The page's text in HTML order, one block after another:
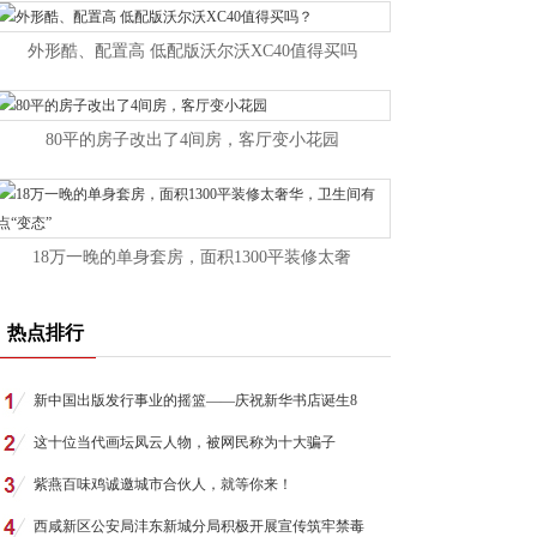
外形酷、配置高 低配版沃尔沃XC40值得买吗
80平的房子改出了4间房，客厅变小花园
18万一晚的单身套房，面积1300平装修太奢
热点排行
新中国出版发行事业的摇篮——庆祝新华书店诞生8
这十位当代画坛凤云人物，被网民称为十大骗子
紫燕百味鸡诚邀城市合伙人，就等你来！
西咸新区公安局沣东新城分局积极开展宣传筑牢禁毒